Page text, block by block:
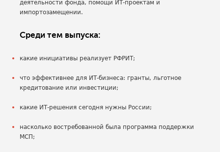
деятельности фонда, помощи ИТ-проектам и
импортозамещении.
Среди тем выпуска:
какие инициативы реализует РФРИТ;
что эффективнее для ИТ-бизнеса: гранты, льготное
кредитование или инвестиции;
какие ИТ-решения сегодня нужны России;
насколько востребованной была программа поддержки
МСП;